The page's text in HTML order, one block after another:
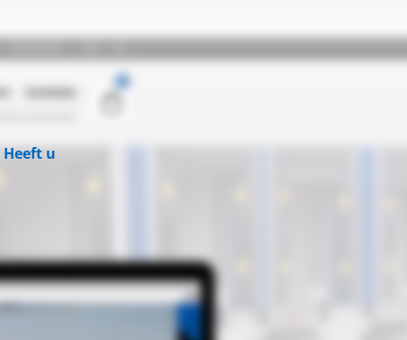
Heeft u